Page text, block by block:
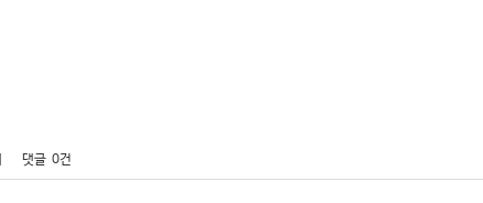
댓글 0건